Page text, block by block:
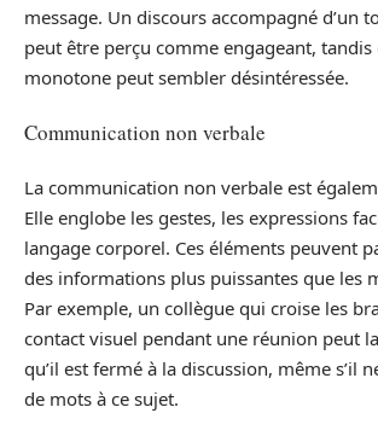
message. Un discours accompagné d’un
peut être perçu comme engageant, tandis
monotone peut sembler désintéressée.
Communication non verbale
La communication non verbale est
Elle englobe les gestes, les expressions
langage corporel. Ces éléments peuvent
des informations plus puissantes que les
Par exemple, un collègue qui croise les
contact visuel pendant une réunion peut
qu’il est fermé à la discussion, même s’il
de mots à ce sujet.